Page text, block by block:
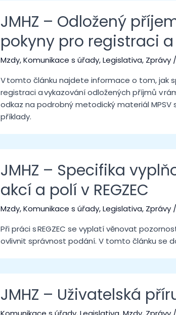
JMHZ – Odložený
pokyny pro registraci
Mzdy,Komunikace s úřady,Legislativa, Zprávy/
V tomto článku najdete informace o tom, jak
registraci a vykazování odložených příjmů v
odkaz na podrobný metodický materiál
příklady.
JMHZ – Specifika
akcí a polí v REGZEC
Mzdy,Komunikace s úřady,Legislativa, Zprávy/
Při práci s REGZEC se vyplatí věnovat
ovlivnit správnost podání. V tomto článku se
JMHZ – Uživatelská